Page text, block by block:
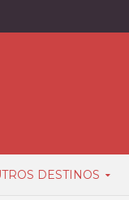
DESTINOS